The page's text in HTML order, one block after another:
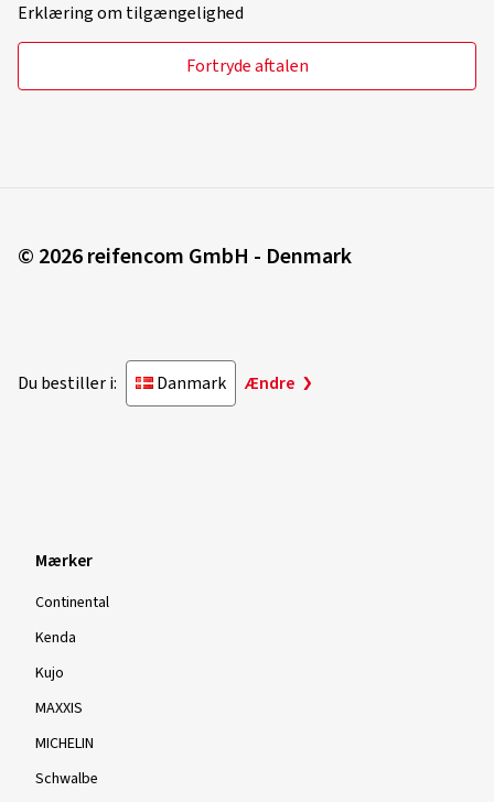
Erklæring om tilgængelighed
Fortryde aftalen
© 2026 reifencom GmbH - Denmark
Du bestiller i: Danmark Ændre
Mærker
Continental
Kenda
Kujo
MAXXIS
MICHELIN
Schwalbe